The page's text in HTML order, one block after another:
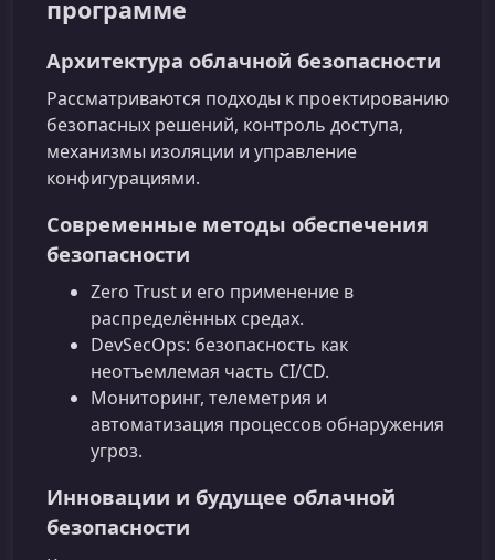
программе
Архитектура облачной безопасности
Рассматриваются подходы к проектированию
безопасных решений, контроль доступа,
механизмы изоляции и управление
конфигурациями.
Современные методы обеспечения
безопасности
Zero Trust и его применение в
распределённых средах.
DevSecOps: безопасность как
неотъемлемая часть CI/CD.
Мониторинг, телеметрия и
автоматизация процессов обнаружения
угроз.
Инновации и будущее облачной
безопасности